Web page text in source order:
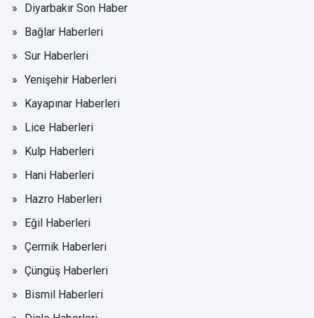
Diyarbakır Son Haber
Bağlar Haberleri
Sur Haberleri
Yenişehir Haberleri
Kayapınar Haberleri
Lice Haberleri
Kulp Haberleri
Hani Haberleri
Hazro Haberleri
Eğil Haberleri
Çermik Haberleri
Çüngüş Haberleri
Bismil Haberleri